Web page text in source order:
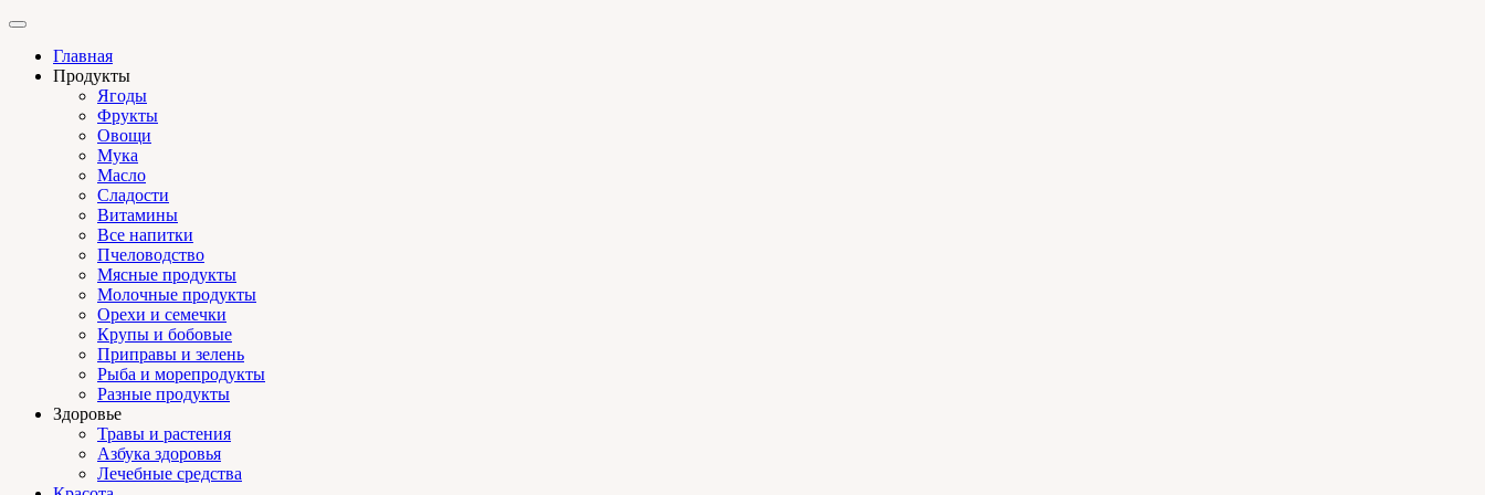
Главная
Продукты
Ягоды
Фрукты
Овощи
Мука
Масло
Сладости
Витамины
Все напитки
Пчеловодство
Мясные продукты
Молочные продукты
Орехи и семечки
Крупы и бобовые
Приправы и зелень
Рыба и морепродукты
Разные продукты
Здоровье
Травы и растения
Азбука здоровья
Лечебные средства